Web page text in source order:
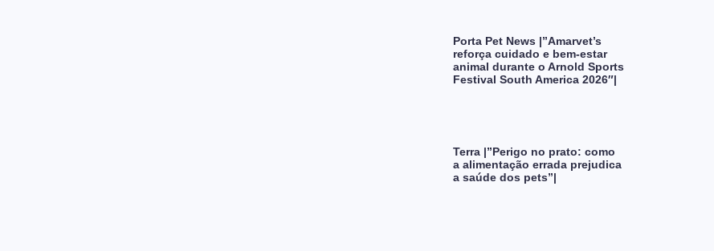
Porta Pet News |”Amarvet’s
reforça cuidado e bem-estar
animal durante o Arnold Sports
Festival South America 2026″|
Terra |”Perigo no prato: como
a alimentação errada prejudica
a saúde dos pets”|